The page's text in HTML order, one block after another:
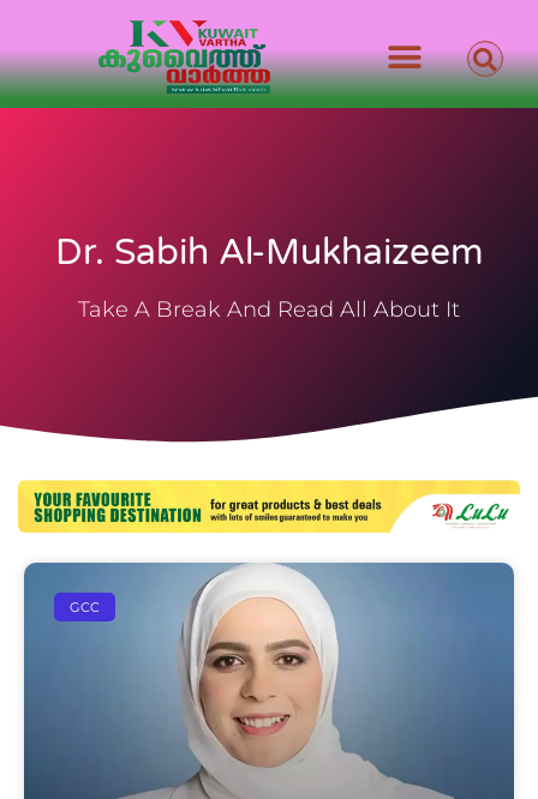
Dr. Sabih Al-Mukhaizeem
Take A Break And Read All About It
GCC